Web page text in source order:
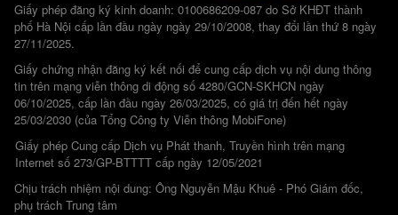
Giấy phép đăng ký kinh doanh: 0100686209-087 do Sở KHĐT thành
phố Hà Nội cấp lần đầu ngày ngày 29/10/2008, thay đổi lần thứ 8 ngày
27/11/2025.
Giấy chứng nhận đăng ký kết nối để cung cấp dịch vụ nội dung thông
tin trên mạng viễn thông di động số 4280/GCN-SKHCN ngày
06/10/2025, cấp lần đầu ngày 26/03/2025, có giá trị đến hết ngày
25/03/2030 (của Tổng Công ty Viễn thông MobiFone)
Giấy phép Cung cấp Dịch vụ Phát thanh, Truyền hình trên mạng
Internet số 273/GP-BTTTT cấp ngày 12/05/2021
Chịu trách nhiệm nội dung: Ông Nguyễn Mậu Khuê - Phó Giám đốc,
phụ trách Trung tâm